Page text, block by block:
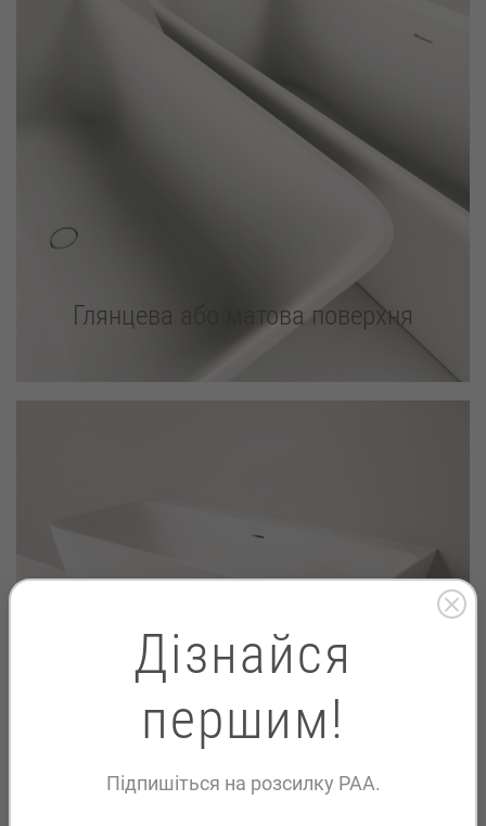
Дізнайся
першим!
Підпишіться на розсилку PAA.
Глянцева або матова поверхня
Прилягає до стіни